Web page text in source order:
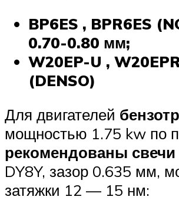
BP6ES , BPR6ES
0.70-0.80 мм;
W20EP-U ,
(DENSO)
Для двигателей
мощностью 1.75 kw по
рекомендованы свечи
DY8Y, зазор 0.635 мм,
затяжки 12 — 15 нм: